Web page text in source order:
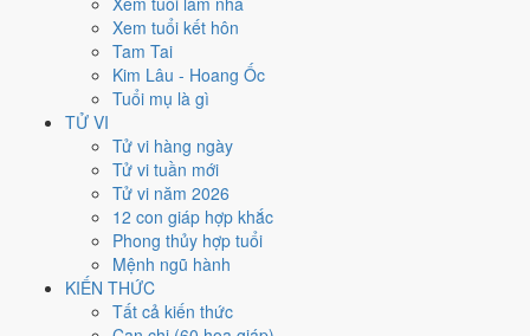
Xem tuổi kết hôn
Tam Tai
Kim Lâu - Hoang Ốc
Tuổi mụ là gì
TỬ VI
Tử vi hàng ngày
Tử vi tuần mới
Tử vi năm 2026
12 con giáp hợp khắc
Phong thủy hợp tuổi
Mệnh ngũ hành
KIẾN THỨC
Tất cả kiến thức
Bính Ngọ
Ngày Canh Ngọ có TrựcKhai (ngày khai mở, bắt đầu mới) nhưng gặp
Bạch Hổ hắc đạo. Điểm trung bình 7 việc chính
Ngày Bình Hòa, phù hợp với công việc thường ngày.
Tuất, Dần, Mùihợp ngày; tuổi
Ngày 24/8/2026 tốt hay xấu cho